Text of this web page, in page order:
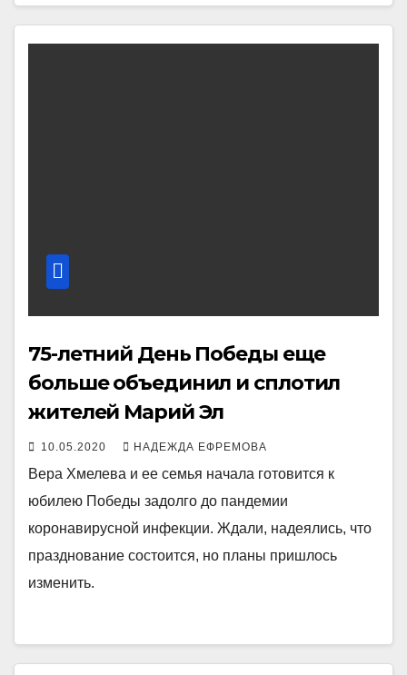
75-летний День Победы еще
больше объединил и сплотил
жителей Марий Эл
10.05.2020 НАДЕЖДА ЕФРЕМОВА
Вера Хмелева и ее семья начала готовится к
юбилею Победы задолго до пандемии
коронавирусной инфекции. Ждали, надеялись, что
празднование состоится, но планы пришлось
изменить.